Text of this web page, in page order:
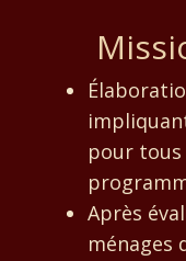
pour tous
Après
ménages